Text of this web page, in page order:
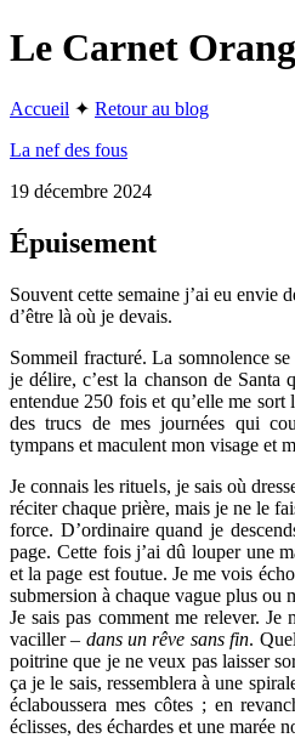
Le Carnet
Accueil ✦ Retour au blog
La nef des fous
19 décembre 2024
Épuisement
Souvent cette semaine j’ai eu envie
d’être là où je devais.
Sommeil fracturé. La somnolence
je délire, c’est la chanson de Santa
entendue 250 fois et qu’elle me sort
des trucs de mes journées qui
tympans et maculent mon visage et
Je connais les rituels, je sais où
réciter chaque prière, mais je ne le
force. D’ordinaire quand je
page. Cette fois j’ai dû louper une
et la page est foutue. Je me vois
submersion à chaque vague plus ou
Je sais pas comment me relever. Je
vaciller – dans un rêve sans fin.
poitrine que je ne veux pas laisser
ça je le sais, ressemblera à une
éclaboussera mes côtes ; en
éclisses, des échardes et une marée